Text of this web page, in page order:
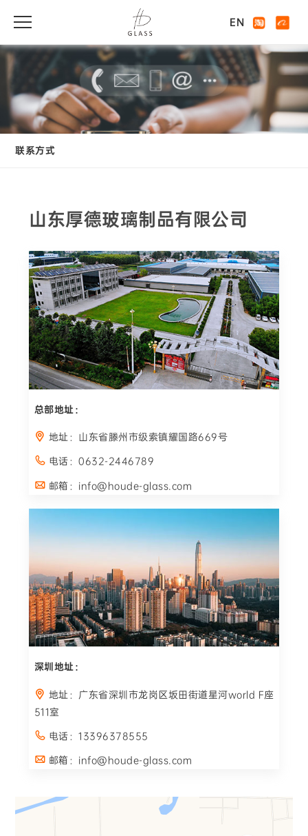
EN
联系方式
山东厚德玻璃制品有限公司
总部地址：
地址：山东省滕州市级索镇耀国路669号
电话：0632-2446789
邮箱：info@houde-glass.com
深圳地址：
地址：广东省深圳市龙岗区坂田街道星河world F座
511室
电话：13396378555
邮箱：info@houde-glass.com